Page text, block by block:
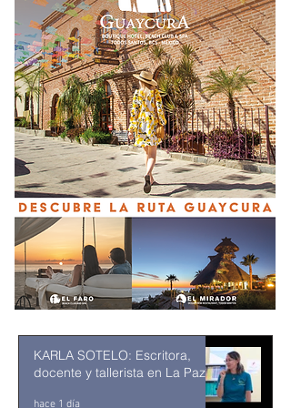
KARLA SOTELO: Escritora,
docente y tallerista en La Paz
hace 1 día